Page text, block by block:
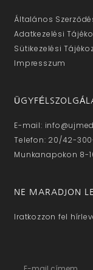
Általános
Adatkezelési
Sütikezelési
Impresszum
E-mail:
Telefon: 20/42-
Munkanapokon 8-
NE MARADJON
Iratkozzon fel